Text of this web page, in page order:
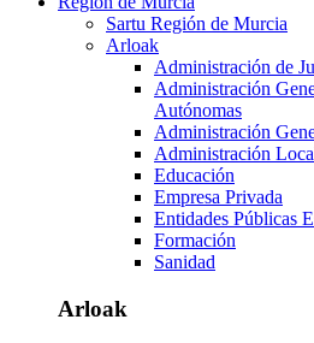
Sartu Región de Murcia
Arloak
Administración de
Administración
Autónomas
Administración
Administración
Educación
Empresa Privada
Entidades Públicas
Formación
Sanidad
Arloak